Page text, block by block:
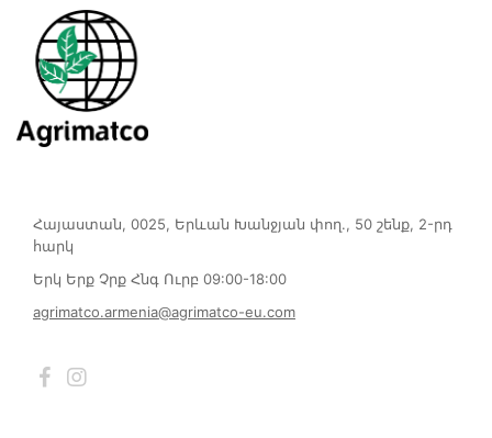
Հայաստան, 0025, Երևան Խանջյան փող., 50 շենք, 2-րդ
հարկ
Երկ Երք Չրք Հնգ Ուրբ 09:00-18:00
agrimatco.armenia@agrimatco-eu.com